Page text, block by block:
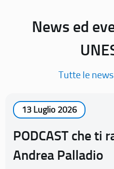
News ed
Tutte le
13 Luglio 2026
PODCAST che ti
Andrea Palladio